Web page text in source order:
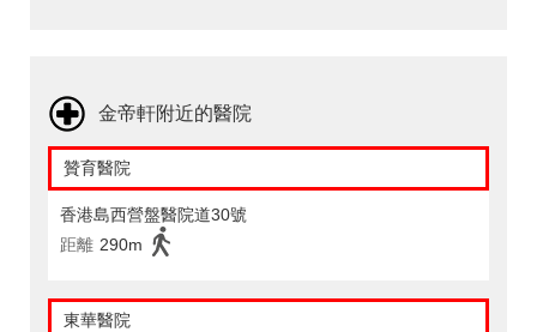
金帝軒附近的醫院
贊育醫院
香港島西營盤醫院道30號
距離 290m
東華醫院